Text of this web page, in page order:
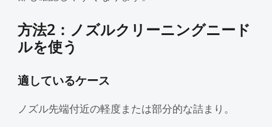
方法2：ノズルクリーニングニード
ルを使う
適しているケース
ノズル先端付近の軽度または部分的な詰まり。